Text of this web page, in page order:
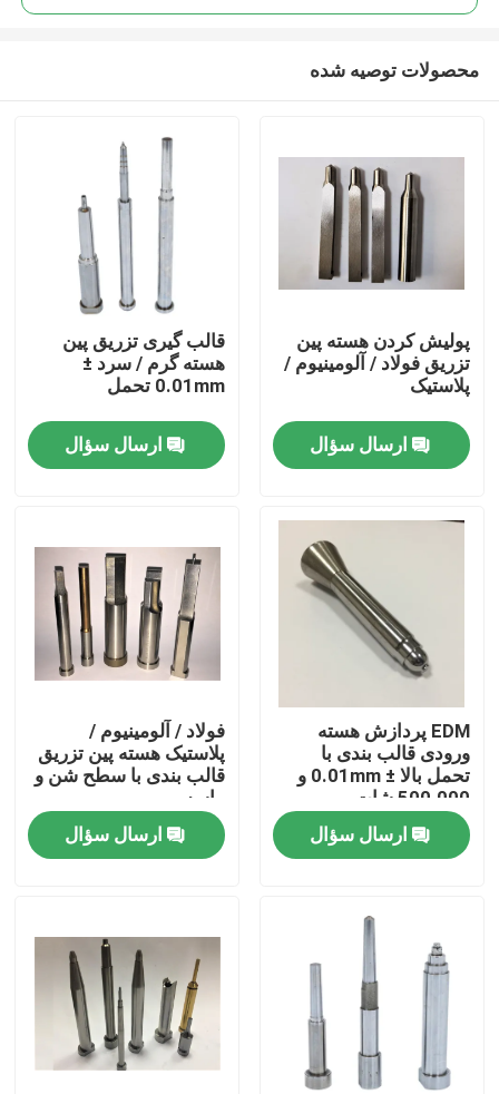
خانه
دربارهی ما
اطلاعات تماس
محصولات
قطعات قالب دقیق
قطعات قالب تزریق پلاستیک
پین پانچ
مکان یابی بلوک
پین ها و بوش های راهنما
محصولات توصیه شده
پولیش کردن هسته پین
تزریق فولاد / آلومینیوم /
پلاستیک
ارسال سؤال
قالب گیری تزریق پین
هسته گرم / سرد ±
0.01mm تحمل
ارسال سؤال
EDM پردازش هسته
ورودی قالب بندی با
تحمل بالا ± 0.01mm و
500،000 شات
ارسال سؤال
فولاد / آلومینیوم /
پلاستیک هسته پین تزریق
قالب بندی با سطح شن و
ماسه
ارسال سؤال